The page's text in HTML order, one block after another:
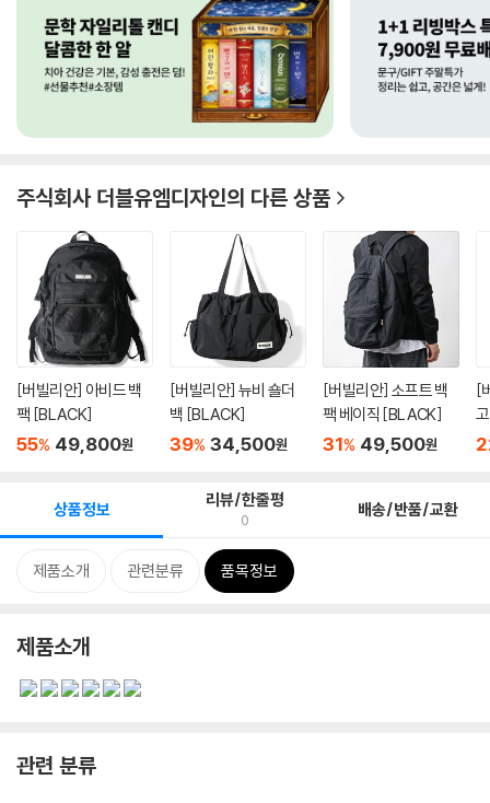
주식회사 더블유엠디자인의 다른 상품
[버빌리안] 아비드 백
팩 [BLACK]
55% 49,800원
[버빌리안] 뉴비 숄더
백 [BLACK]
39% 34,500원
[버빌리안] 소프트 백
팩 베이직 [BLACK]
31% 49,500원
[
상품정보 리뷰/한줄평
0 배송/반품/교환
제품소개 관련분류 품목정보
제품소개
관련 분류